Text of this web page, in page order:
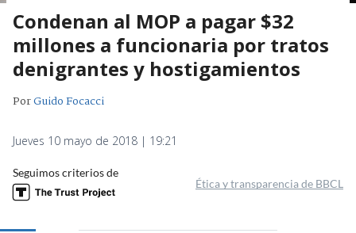
Condenan al MOP a pagar $32
millones a funcionaria por tratos
denigrantes y hostigamientos
PorGuido Focacci
Jueves 10 mayo de 2018 | 19:21
Seguimos criterios de
Ética y transparencia de BBCL